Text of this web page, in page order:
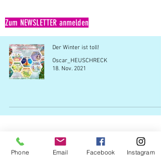
Zum NEWSLETTER anmelden
Der Winter ist toll!
Oscar_HEUSCHRECK
18. Nov. 2021
Büro: Verein Theater HEUSCHRECK | Kaiserstraße
Phone Email Facebook Instagram